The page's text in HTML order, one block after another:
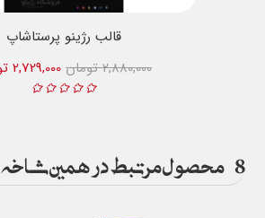
قالب رژینو پرستاشاپ
2,729,000 تومان
2,880,000 تومان
8 محصول مرتبط در همین شاخه